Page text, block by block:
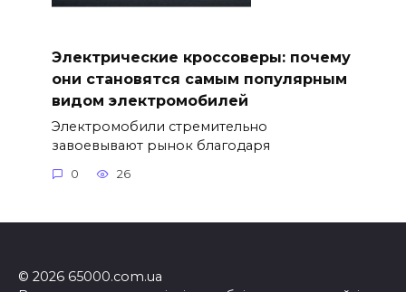
Электрические кроссоверы: почему
они становятся самым популярным
видом электромобилей
Электромобили стремительно
завоевывают рынок благодаря
0 26
© 2026 65000.com.ua